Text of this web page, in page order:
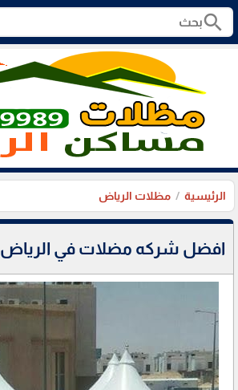
search
الرئيسية مظلات الرياض
افضل شركه مضلات في الرياض